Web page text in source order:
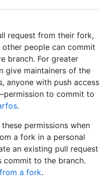
request from their fork,
people can commit
branch. For greater
give maintainers of the
anyone with push access
to commit to
.
permissions when
a fork in a personal
an existing pull request
commit to the branch.
a fork.